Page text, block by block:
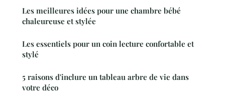
Les meilleures idées pour une chambre bébé
chaleureuse et stylée
Les essentiels pour un coin lecture confortable et
stylé
5 raisons d'inclure un tableau arbre de vie dans
votre déco